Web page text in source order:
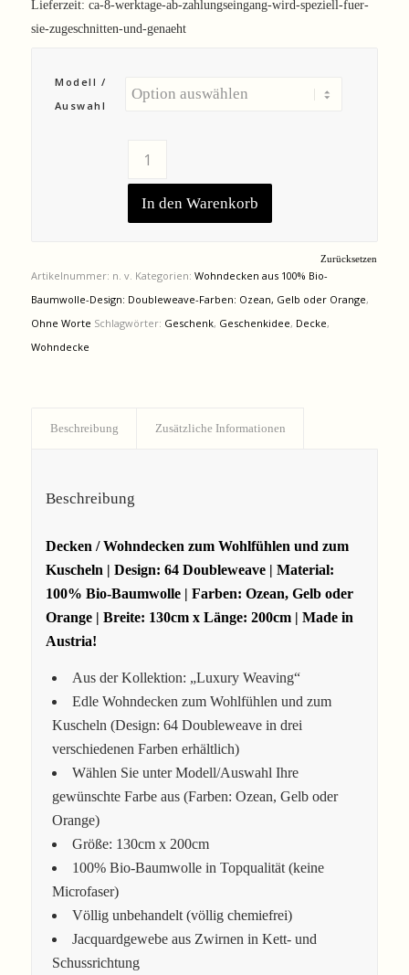
Lieferzeit: ca-8-werktage-ab-zahlungseingang-wird-speziell-fuer-
sie-zugeschnitten-und-genaeht
Modell /
Auswahl
Zurücksetzen
In den Warenkorb
Artikelnummer: n. v. Kategorien: Wohndecken aus 100% Bio-
Baumwolle-Design: Doubleweave-Farben: Ozean, Gelb oder Orange,
Ohne Worte Schlagwörter: Geschenk, Geschenkidee, Decke,
Wohndecke
Beschreibung Zusätzliche Informationen
Beschreibung
Decken / Wohndecken zum Wohlfühlen und zum
Kuscheln | Design: 64 Doubleweave | Material:
100% Bio-Baumwolle | Farben: Ozean, Gelb oder
Orange | Breite: 130cm x Länge: 200cm | Made in
Austria!
Aus der Kollektion: „Luxury Weaving“
Edle Wohndecken zum Wohlfühlen und zum
Kuscheln (Design: 64 Doubleweave in drei
verschiedenen Farben erhältlich)
Wählen Sie unter Modell/Auswahl Ihre
gewünschte Farbe aus (Farben: Ozean, Gelb oder
Orange)
Größe: 130cm x 200cm
100% Bio-Baumwolle in Topqualität (keine
Microfaser)
Völlig unbehandelt (völlig chemiefrei)
Jacquardgewebe aus Zwirnen in Kett- und
Schussrichtung